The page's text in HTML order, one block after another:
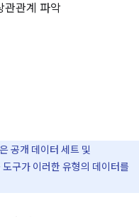
관관계 파악
공개 데이터 세트 및
구가 이러한 유형의 데이터를